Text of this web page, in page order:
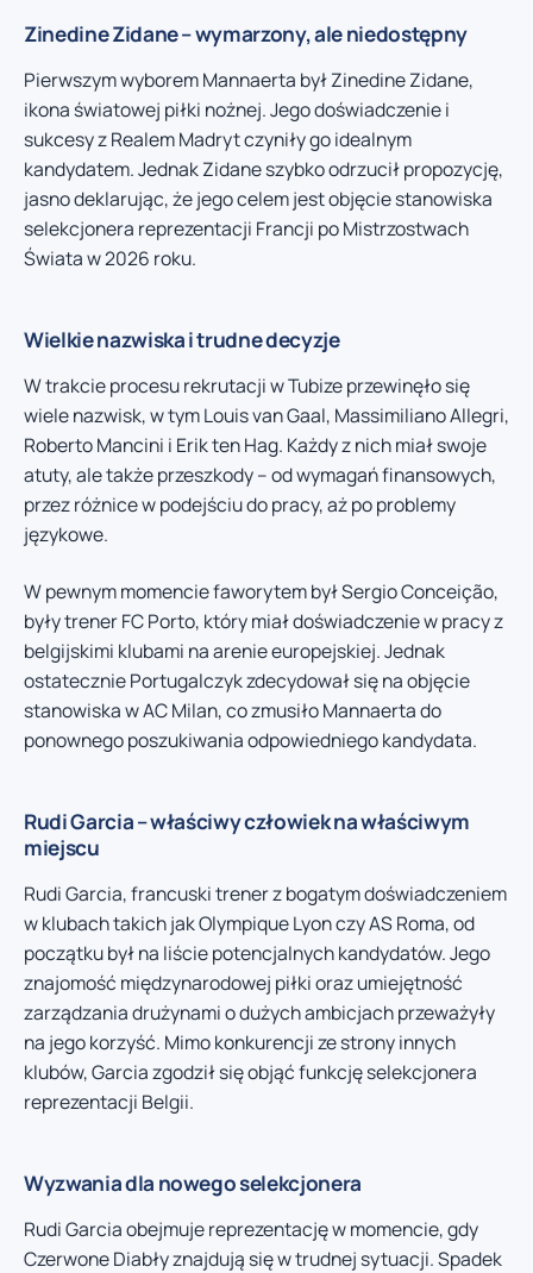
Zinedine Zidane – wymarzony, ale niedostępny
Pierwszym wyborem Mannaerta był Zinedine Zidane,
ikona światowej piłki nożnej. Jego doświadczenie i
sukcesy z Realem Madryt czyniły go idealnym
kandydatem. Jednak Zidane szybko odrzucił propozycję,
jasno deklarując, że jego celem jest objęcie stanowiska
selekcjonera reprezentacji Francji po Mistrzostwach
Świata w 2026 roku.
Wielkie nazwiska i trudne decyzje
W trakcie procesu rekrutacji w Tubize przewinęło się
wiele nazwisk, w tym Louis van Gaal, Massimiliano Allegri,
Roberto Mancini i Erik ten Hag. Każdy z nich miał swoje
atuty, ale także przeszkody – od wymagań finansowych,
przez różnice w podejściu do pracy, aż po problemy
językowe.
W pewnym momencie faworytem był Sergio Conceição,
były trener FC Porto, który miał doświadczenie w pracy z
belgijskimi klubami na arenie europejskiej. Jednak
ostatecznie Portugalczyk zdecydował się na objęcie
stanowiska w AC Milan, co zmusiło Mannaerta do
ponownego poszukiwania odpowiedniego kandydata.
Rudi Garcia – właściwy człowiek na właściwym
miejscu
Rudi Garcia, francuski trener z bogatym doświadczeniem
w klubach takich jak Olympique Lyon czy AS Roma, od
początku był na liście potencjalnych kandydatów. Jego
znajomość międzynarodowej piłki oraz umiejętność
zarządzania drużynami o dużych ambicjach przeważyły
na jego korzyść. Mimo konkurencji ze strony innych
klubów, Garcia zgodził się objąć funkcję selekcjonera
reprezentacji Belgii.
Wyzwania dla nowego selekcjonera
Rudi Garcia obejmuje reprezentację w momencie, gdy
Czerwone Diabły znajdują się w trudnej sytuacji. Spadek